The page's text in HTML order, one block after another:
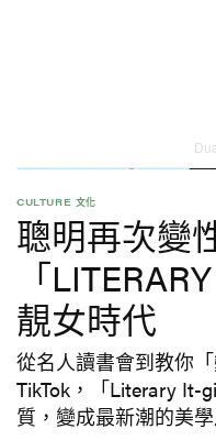
CULTURE 文化
聰明再次變
「
靚女時代
從名人讀書會到教你
TikTok，「Literary It-
質，變成最新潮的美學